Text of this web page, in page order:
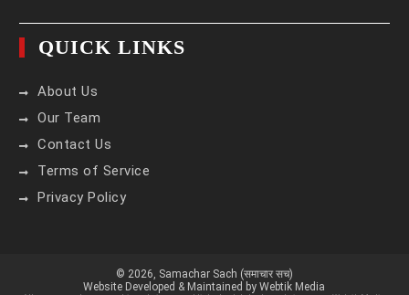
QUICK LINKS
About Us
Our Team
Contact Us
Terms of Service
Privacy Policy
© 2026, Samachar Sach (समाचार सच)
Website Developed & Maintained by Webtik Media